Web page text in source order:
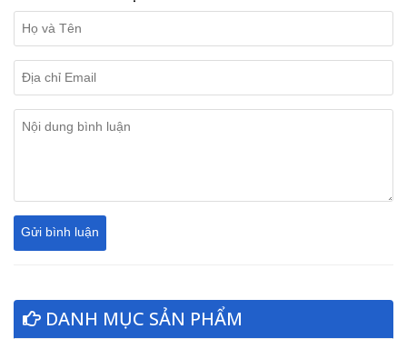
DANH MỤC SẢN PHẨM